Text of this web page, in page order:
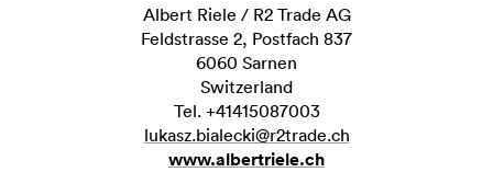
Albert Riele / R2 Trade AG
Feldstrasse 2, Postfach 837
6060 Sarnen
Switzerland
Tel. +41415087003
lukasz.bialecki@r2trade.ch
www.albertriele.ch